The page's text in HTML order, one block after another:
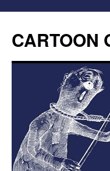
CARTOON